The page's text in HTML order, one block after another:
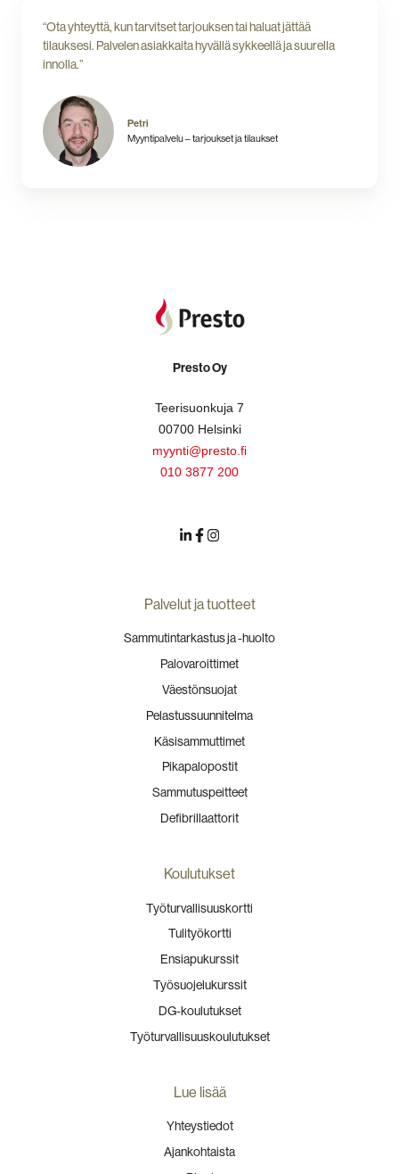
“Ota yhteyttä, kun tarvitset tarjouksen tai haluat jättää
tilauksesi. Palvelen asiakkaita hyvällä sykkeellä ja suurella
innolla.”
Petri
Myyntipalvelu – tarjoukset ja tilaukset
Presto Oy
Teerisuonkuja 7
00700 Helsinki
myynti@presto.fi
010 3877 200
Palvelut ja tuotteet
Sammutintarkastus ja -huolto
Palovaroittimet
Väestönsuojat
Pelastussuunnitelma
Käsisammuttimet
Pikapalopostit
Sammutuspeitteet
Defibrillaattorit
Koulutukset
Työturvallisuuskortti
Tulityökortti
Ensiapukurssit
Työsuojelukurssit
DG-koulutukset
Työturvallisuuskoulutukset
Lue lisää
Yhteystiedot
Ajankohtaista